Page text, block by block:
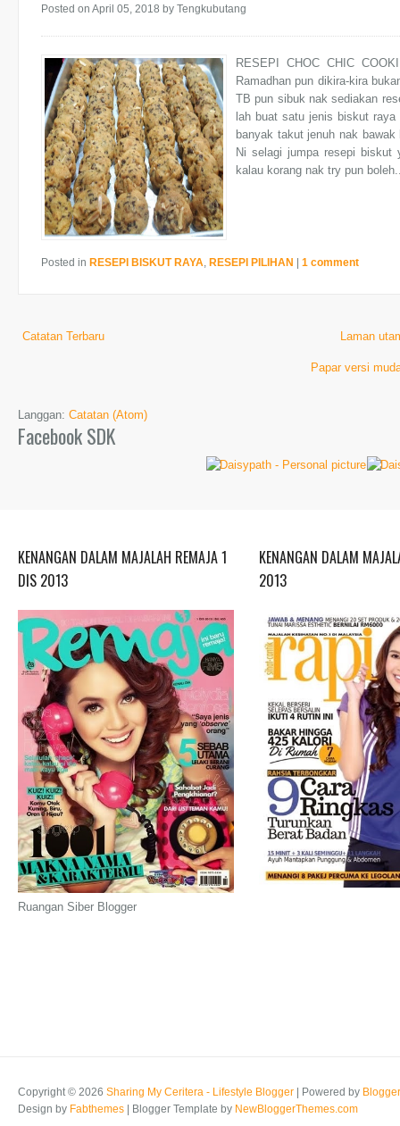
Posted on April 05, 2018 by Tengkubutang
RESEPI CHOC CHIC
Ramadhan pun dikira-kira
TB pun sibuk nak sediakan
lah buat satu jenis biskut
banyak takut jenuh nak
Ni selagi jumpa resepi
kalau korang nak try pun
Posted in RESEPI BISKUT RAYA RESEPI PILIHAN | 1 comment
Catatan Terbaru Laman
Papar versi
Langgan: Catatan (Atom)
Facebook SDK
KENANGAN DALAM MAJALAH REMAJA 1
DIS 2013
Ruangan Siber Blogger
KENANGAN DALAM
2013
Copyright © 2026 Sharing My Ceritera - Lifestyle Blogger | Powered by Blogger
Design by Fabthemes | Blogger Template by NewBloggerThemes.com